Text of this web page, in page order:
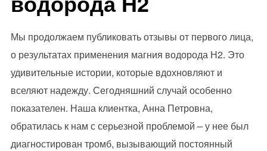
Мы продолжаем публиковать отзывы от первого лица,
о результатах применения магния водорода Н2. Это
удивительные истории, которые вдохновляют и
вселяют надежду. Сегодняшний случай особенно
показателен. Наша клиентка, Анна Петровна,
обратилась к нам с серьезной проблемой – у нее был
диагностирован тромб, вызывающий постоянный